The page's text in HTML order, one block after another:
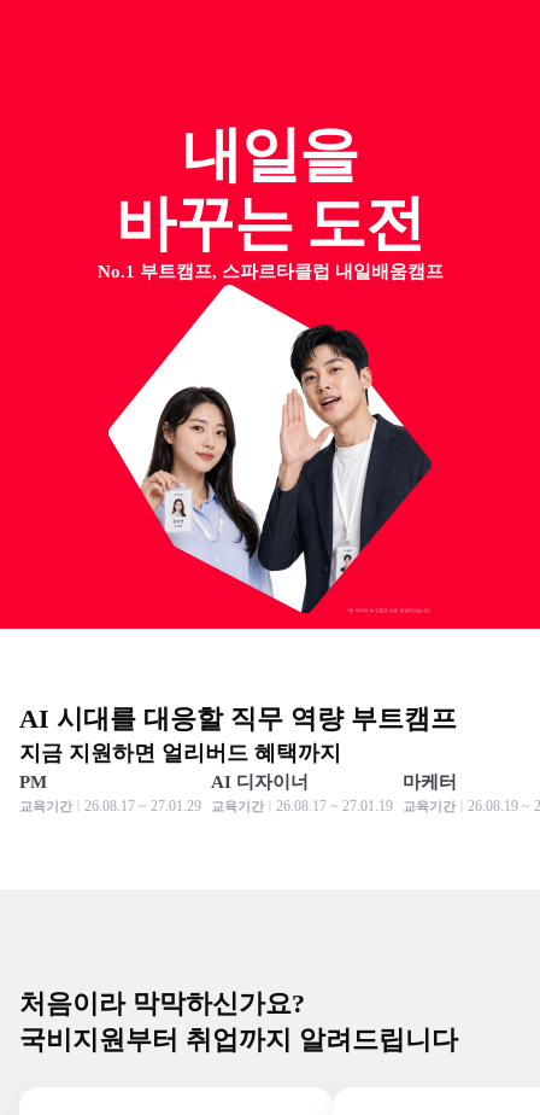
내일을
바꾸는 도전
No.1 부트캠프, 스파르타클럽 내일배움캠프
AI 시대를 대응할 직무 역량 부트캠프
지금 지원하면 얼리버드 혜택까지
모집 중
모집 중
PM
교육기간 26.08.17 ~ 27.01.29
모집 중
모집 중
AI 디자이너
교육기간 26.08.17 ~ 27.01.19
모집 중
모집 중
마케터
교육기간 26.08.19 ~
처음이라 막막하신가요?
국비지원부터 취업까지 알려드립니다